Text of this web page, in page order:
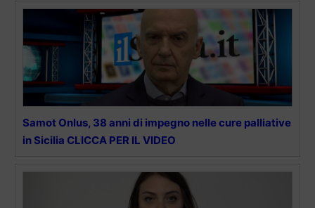
Samot Onlus, 38 anni di impegno nelle cure palliative
in Sicilia CLICCA PER IL VIDEO